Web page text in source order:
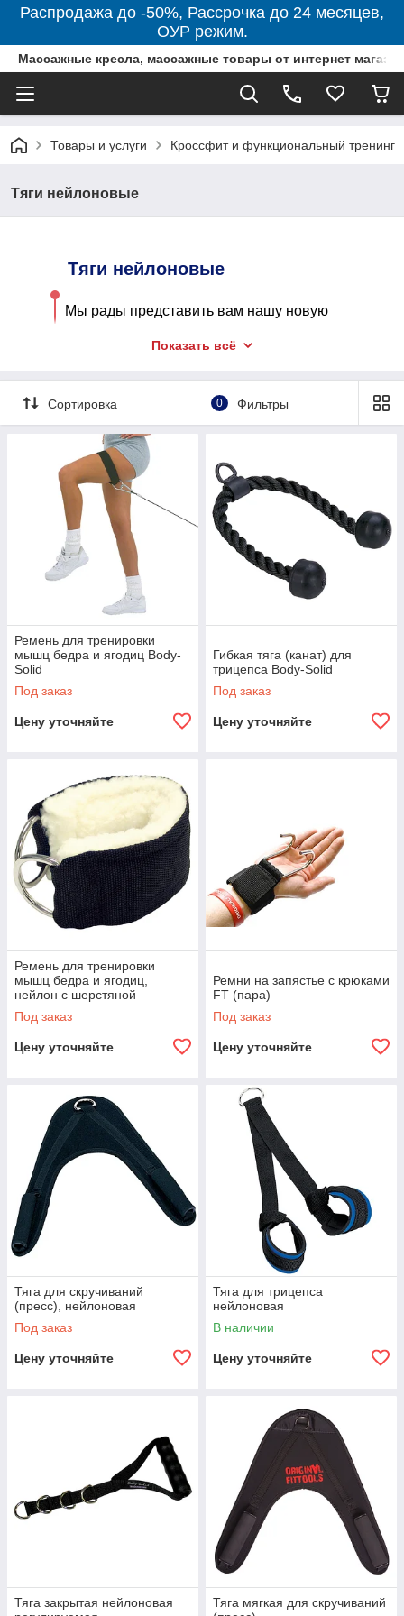
Распродажа до -50%, Рассрочка до 24 месяцев,
ОУР режим.
Массажные кресла, массажные товары от интернет
Товары и услуги Кроссфит и функциональный тренинг
Тяги нейлоновые
Тяги нейлоновые
Мы рады представить вам нашу новую
помогут вам быстро и эффективно привести
свое тело в форму, развить силу и
выносливость. Наши нейлоновые тяги
разработаны специально для занятий в
домашних условиях или в тренажерном зале.
Они идеально подходят как для начинающих,
так и для опытных спортсменов. Благодаря
своей гибкости и эластичности, нейлоновые
тяги позволяют выполнять самые
разнообразные упражнения, направленные
на развитие различных групп мышц..
Показать всё
Сортировка 0 Фильтры
Ремень для тренировки
мышц бедра и ягодиц Body-
Solid
Под заказ
Цену уточняйте
Гибкая тяга (канат) для
трицепса Body-Solid
Под заказ
Цену уточняйте
Ремень для тренировки
мышц бедра и ягодиц,
нейлон с шерстяной
подкладкой
Под заказ
Цену уточняйте
Ремни на запястье с крюками
FT (пара)
Под заказ
Цену уточняйте
Тяга для скручиваний
(пресс), нейлоновая
Под заказ
Цену уточняйте
Тяга для трицепса
нейлоновая
В наличии
Цену уточняйте
Тяга закрытая нейлоновая
Тяга мягкая для скручиваний